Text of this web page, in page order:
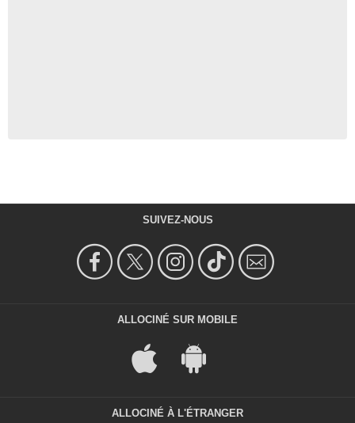
SUIVEZ-NOUS
ALLOCINÉ SUR MOBILE
ALLOCINÉ À L'ÉTRANGER